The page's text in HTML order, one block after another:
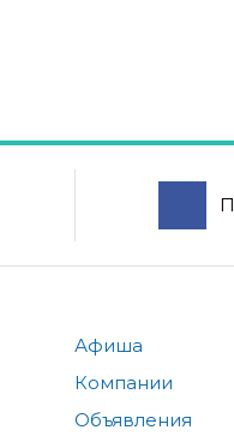
Афиша
Компании
Объявления